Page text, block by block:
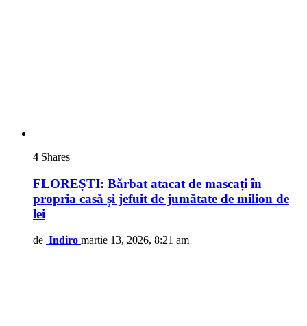
4 Shares
FLOREȘTI: Bărbat atacat de mascați în
propria casă și jefuit de jumătate de milion de
lei
de Indiro martie 13, 2026, 8:21 am